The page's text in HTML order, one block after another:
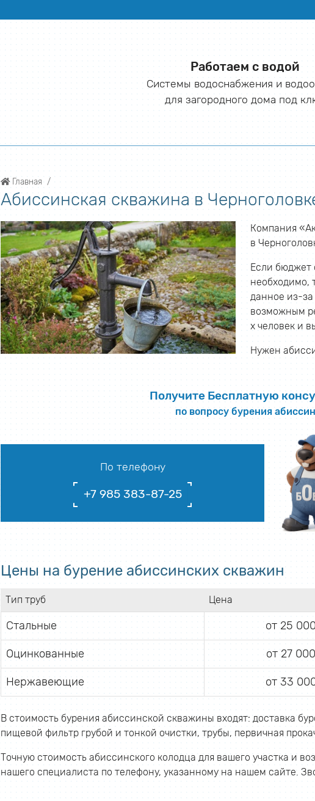
Работаем с водой
Системы водоснабжения и
для загородного дома под
Главная
Абиссинская скважина в
Компания
в
Если бюджет
необходимо,
данное из-
возможным
х человек и
Нужен
Получите Бесплатную
по вопросу бурения
По телефону
+7 985 383-87-25
Цены на бурение абиссинских скважин
Тип труб Цена
Стальные от 25
Оцинкованные от 27
Нержавеющие от 33
В стоимость бурения абиссинской скважины входят: доставка
пищевой фильтр грубой и тонкой очистки, трубы, первичная
Точную стоимость абиссинского колодца для вашего участка и
нашего специалиста по телефону, указанному на нашем сайте.